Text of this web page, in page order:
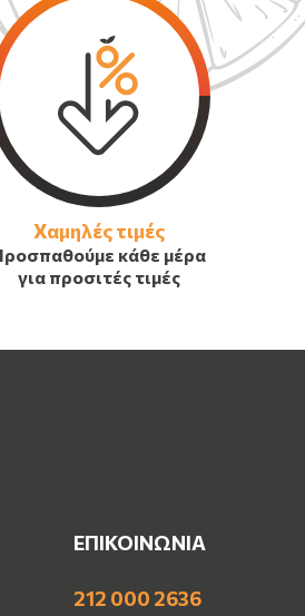
Χαμηλές τιμές
κάθε μέρα
για προσιτές τιμές
ΕΠΙΚΟΙΝΩΝΙΑ
212 000 2636